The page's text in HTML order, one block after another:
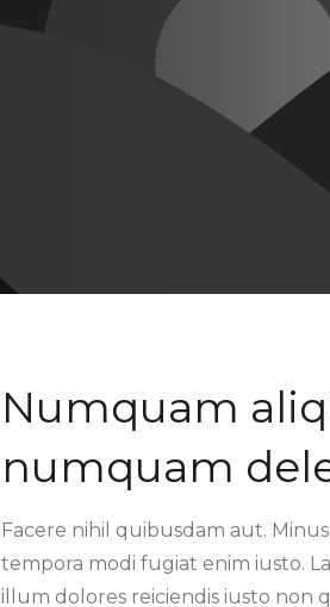
Numquam
numquam
Facere nihil quibusdam aut.
tempora modi fugiat enim iusto.
illum dolores reiciendis iusto non